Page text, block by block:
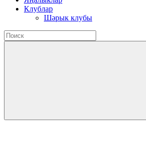
Клублар
Шәрык клубы